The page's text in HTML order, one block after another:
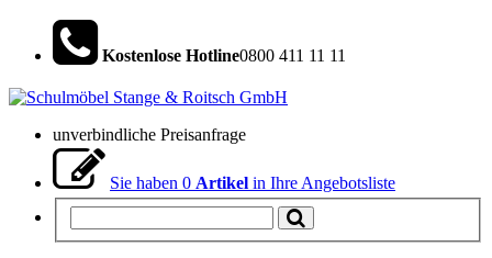
Kostenlose Hotline0800 411 11 11
unverbindliche Preisanfrage
Sie haben 0 Artikel in Ihre Angebotsliste